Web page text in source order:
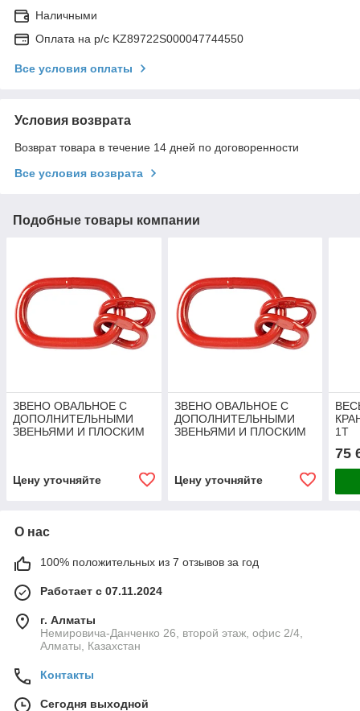
Наличными
Оплата на р/с KZ89722S000047744550
Все условия оплаты
Условия возврата
Возврат товара в течение 14 дней по договоренности
Все условия возврата
Подобные товары компании
ЗВЕНО ОВАЛЬНОЕ С
ДОПОЛНИТЕЛЬНЫМИ
ЗВЕНЬЯМИ И ПЛОСКИМ
Цену уточняйте
ЗВЕНО ОВАЛЬНОЕ С
ДОПОЛНИТЕЛЬНЫМИ
ЗВЕНЬЯМИ И ПЛОСКИМ
Цену уточняйте
1T
75
О нас
100% положительных из 7 отзывов за год
Работает с 07.11.2024
г. Алматы
Немировича-Данченко 26, второй этаж, офис 2/4,
Алматы, Казахстан
Контакты
Сегодня выходной